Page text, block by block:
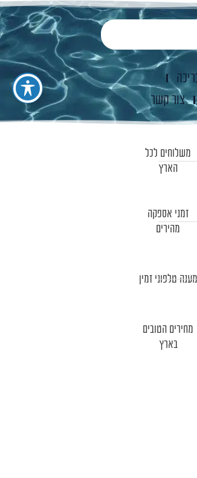
צור קשר
משלוחים לכל
הארץ
זמני אספקה
מהירים
מענה טלפוני זמין
מחירים הטובים
בארץ